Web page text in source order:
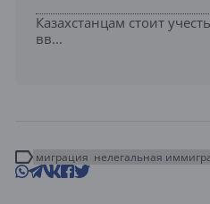
Казахстанцам стоит
вв...
миграция нелегальная